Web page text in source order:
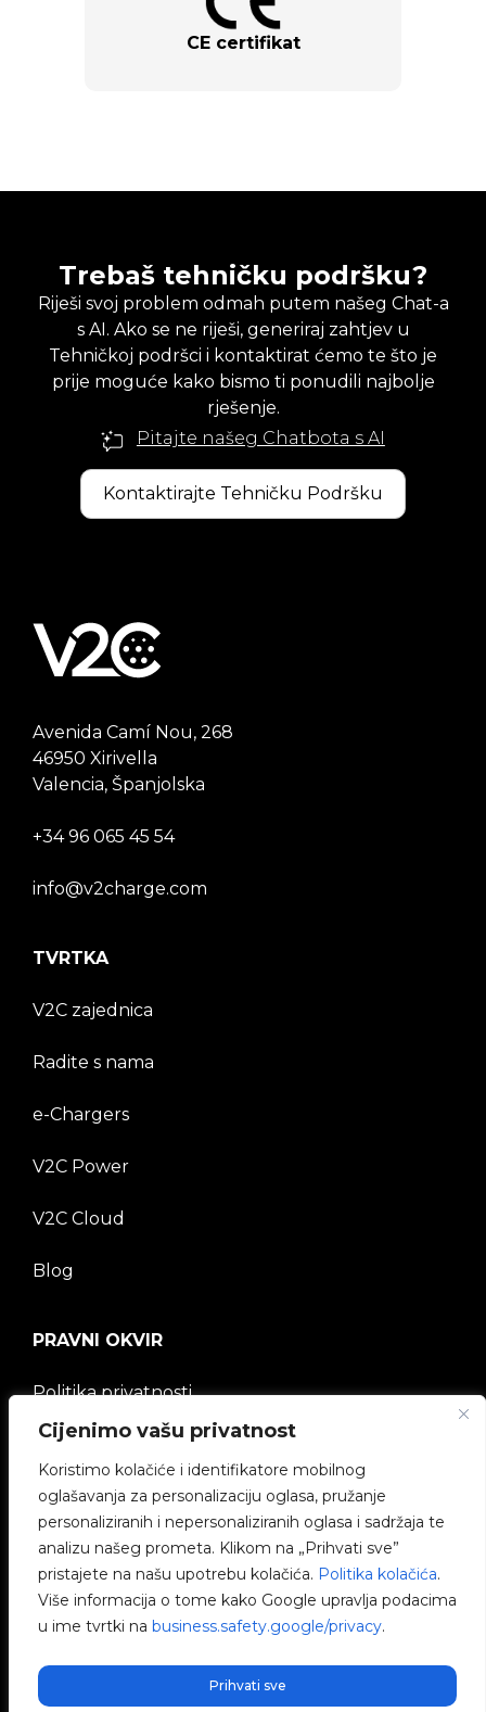
Cijenimo vašu privatnost
Koristimo kolačiće i identifikatore mobilnog
oglašavanja za personalizaciju oglasa, pružanje
personaliziranih i nepersonaliziranih oglasa i sadržaja te
analizu našeg prometa. Klikom na „Prihvati sve”
pristajete na našu upotrebu kolačića. Politika kolačića.
Više informacija o tome kako Google upravlja podacima
u ime tvrtki na business.safety.google/privacy.
Prihvati sve
CE certifikat
Trebaš tehničku podršku?
Riješi svoj problem odmah putem našeg Chat-a
s AI. Ako se ne riješi, generiraj zahtjev u
Tehničkoj podršci i kontaktirat ćemo te što je
prije moguće kako bismo ti ponudili najbolje
rješenje.
Pitajte našeg Chatbota s AI
Kontaktirajte Tehničku Podršku
Avenida Camí Nou, 268
46950 Xirivella
Valencia, Španjolska
+34 96 065 45 54
info@v2charge.com
TVRTKA
V2C zajednica
Radite s nama
e-Chargers
V2C Power
V2C Cloud
Blog
PRAVNI OKVIR
Politika privatnosti
Pravna napomena
Politika kolačića
Etički kanal
Politika kvalitete